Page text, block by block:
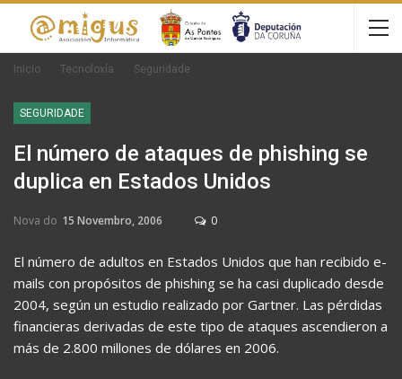
Inicio Tecnoloxía Seguridade
SEGURIDADE
El número de ataques de phishing se
duplica en Estados Unidos
Nova do 15 Novembro, 2006 0
El número de adultos en Estados Unidos que han recibido e-
mails con propósitos de phishing se ha casi duplicado desde
2004, según un estudio realizado por Gartner. Las pérdidas
financieras derivadas de este tipo de ataques ascendieron a
más de 2.800 millones de dólares en 2006.